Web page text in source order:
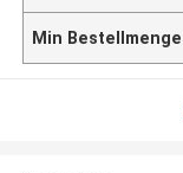
Min Bestellmenge